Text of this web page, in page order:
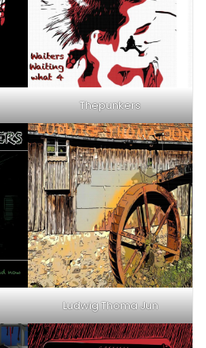
Thepunkers
Ludwig Thoma Jun